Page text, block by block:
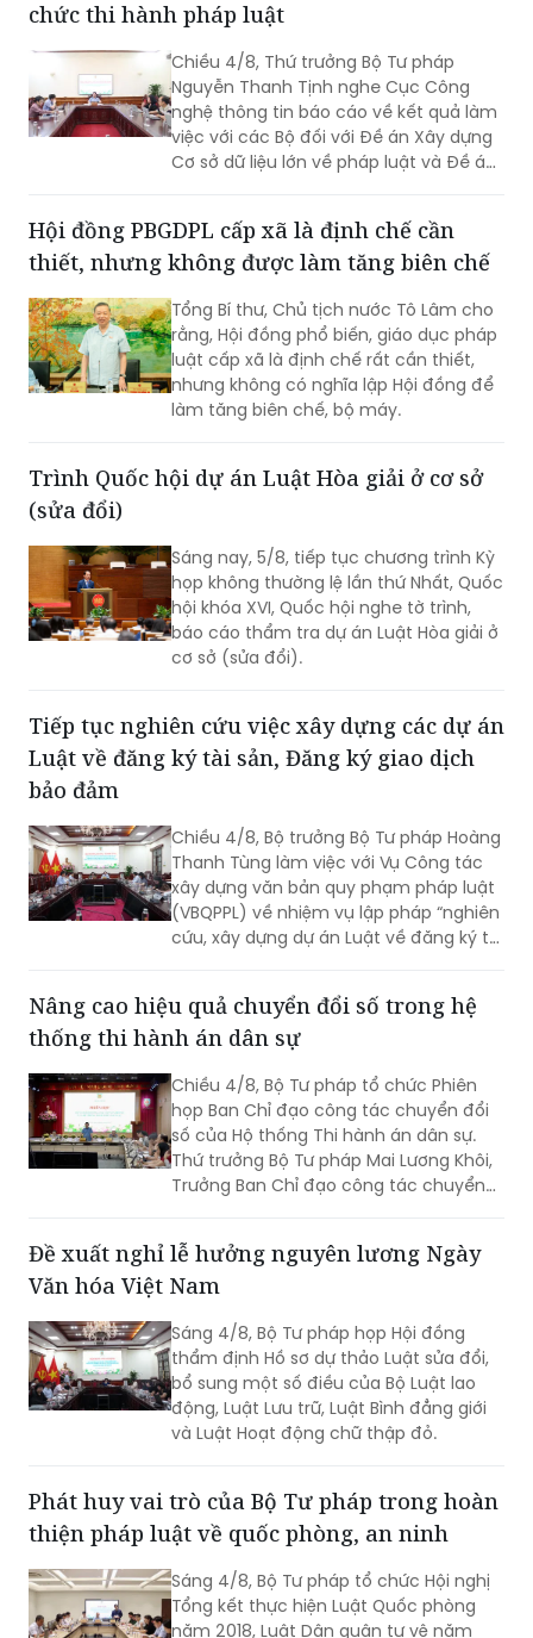
nước.
Nguyễn Thanh Tịnh nghe Cục Công
nghệ thông tin báo cáo về kết quả làm
việc với các Bộ đối với Đề án Xây dựng
Cơ sở dữ liệu lớn về pháp luật và Đề án
Ứng dụng trí tuệ nhân tạo trong xây
dựng và tổ chức thi hành pháp luật
trình Thủ tướng Chính phủ.
Hội đồng PBGDPL cấp xã là định chế cần
Tổng Bí thư, Chủ tịch nước Tô Lâm cho
rằng, Hội đồng phổ biến, giáo dục pháp
luật cấp xã là định chế rất cần thiết,
nhưng không có nghĩa lập Hội đồng để
làm tăng biên chế, bộ máy.
Trình Quốc hội dự án Luật Hòa giải ở cơ sở
Sáng nay, 5/8, tiếp tục chương trình Kỳ
hội khóa XVI, Quốc hội nghe tờ trình,
báo cáo thẩm tra dự án Luật Hòa giải ở
cơ sở (sửa đổi).
Tiếp tục nghiên cứu việc xây dựng các dự án
bảo đảm
Chiều 4/8, Bộ trưởng Bộ Tư pháp Hoàng
xây dựng văn bản quy phạm pháp luật
(VBQPPL) về nhiệm vụ lập pháp “nghiên
cứu, xây dựng dự án Luật về đăng ký tài
sản” và “rà soát, sửa đổi Luật Đăng ký
giao dịch bảo đảm”. Cùng dự có Thứ
trưởng Đặng Hoàng Oanh.
Nâng cao hiệu quả chuyển đổi số trong hệ
Chiều 4/8, Bộ Tư pháp tổ chức Phiên
họp Ban Chỉ đạo công tác chuyển đổi
số của Hộ thống Thi hành án dân sự.
Thứ trưởng Bộ Tư pháp Mai Lương Khôi,
Trưởng Ban Chỉ đạo công tác chuyển
đổi số của Hệ thống Thi hành án dân sự
(Ban Chỉ đạo).
Đề xuất nghỉ lễ hưởng nguyên lương Ngày
Sáng 4/8, Bộ Tư pháp họp Hội đồng
thẩm định Hồ sơ dự thảo Luật sửa đổi,
bổ sung một số điều của Bộ Luật lao
động, Luật Lưu trữ, Luật Bình đẳng giới
và Luật Hoạt động chữ thập đỏ.
Phát huy vai trò của Bộ Tư pháp trong hoàn
Sáng 4/8, Bộ Tư pháp tổ chức Hội nghị
Tổng kết thực hiện Luật Quốc phòng
năm 2018, Luật Dân quân tự vệ năm
2019 và Luật Giáo dục Quốc phòng và
An ninh năm 2013.